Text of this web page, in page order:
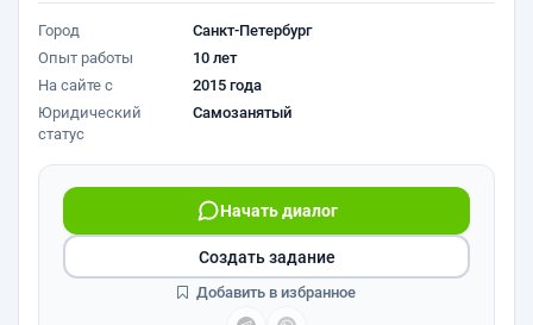
Город
Санкт-Петербург
Опыт работы
10 лет
На сайте с
2015 года
Юридический
статус
Самозанятый
Начать диалог
Создать задание
Добавить в избранное